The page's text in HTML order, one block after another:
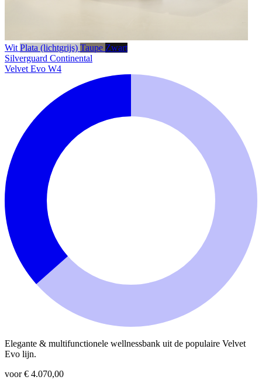
Wit Plata (lichtgrijs) Taupe Zwart
Silverguard Continental
Velvet Evo W4
Elegante & multifunctionele wellnessbank uit de populaire Velvet
Evo lijn.
voor € 4.070,00